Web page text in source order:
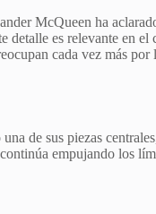
McQueen ha
detalle es relevante en el
cada vez más por
de sus piezas
empujando los